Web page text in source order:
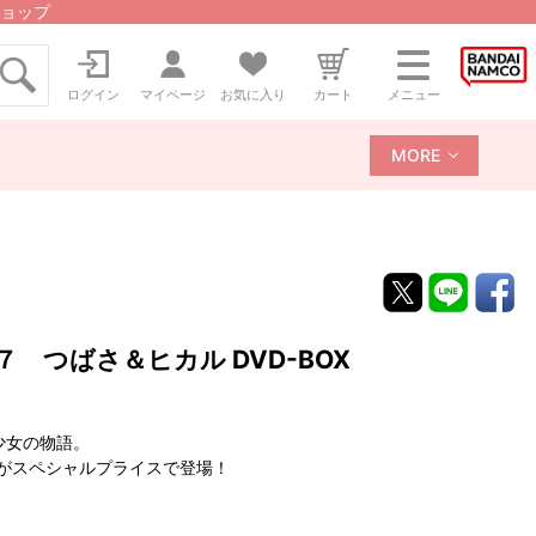
ップ
ログイン マイページ お気に入り カート メニュー
MORE
つばさ＆ヒカル DVD-BOX
の物語。
ペシャルプライスで登場！